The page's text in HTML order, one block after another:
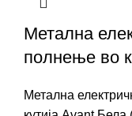
Метална
полнење во
Метална